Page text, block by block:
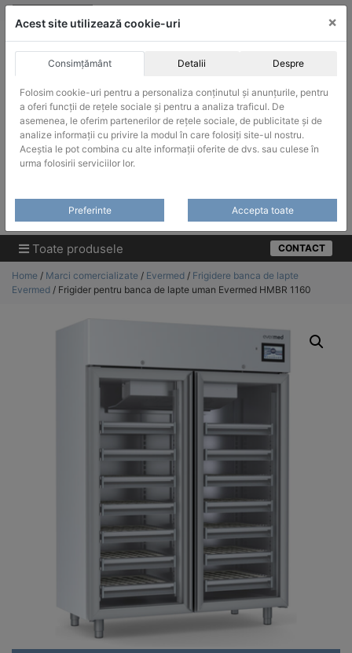
Skip
ACHIZITII PUBLICE
Produsele pot fi achizitionate si in sistemul SEAP / SICAP
Products
Toate produsele CONTACT
Home / Marci comercializate / Evermed / Frigidere banca de lapte
Evermed / Frigider pentru banca de lapte uman Evermed HMBR 1160
Acest site utilizează cookie-uri ×
Consimțământ Detalii Despre
Folosim cookie-uri pentru a personaliza conținutul și anunțurile, pentru
a oferi funcții de rețele sociale și pentru a analiza traficul. De
asemenea, le oferim partenerilor de rețele sociale, de publicitate și de
analize informații cu privire la modul în care folosiți site-ul nostru.
Aceștia le pot combina cu alte informații oferite de dvs. sau culese în
urma folosirii serviciilor lor.
Preferinte Accepta toate